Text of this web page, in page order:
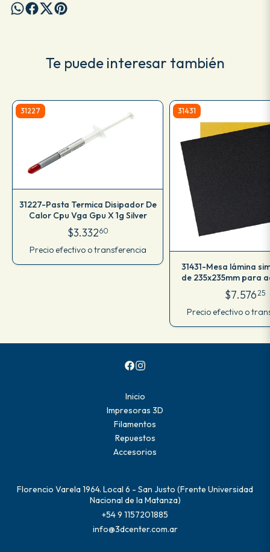
Te puede interesar también
31227
31227-Pasta Termica Disipador De
Calor Cpu Vga Gpu X 1g Silver
$3.33260
Precio efectivo o transferencia
31431
31431-Mesa lámina
de 235x235mm para
(evita spray tipo
$7.576 25
Precio efectivo o
Inicio
Impresoras 3D
Filamentos
Repuestos
Accesorios
Florencio Varela 1964. Local 6 - San Justo (Frente Universidad
Nacional de la Matanza)
+54 9 1157201885
info@3dcenter.com.ar